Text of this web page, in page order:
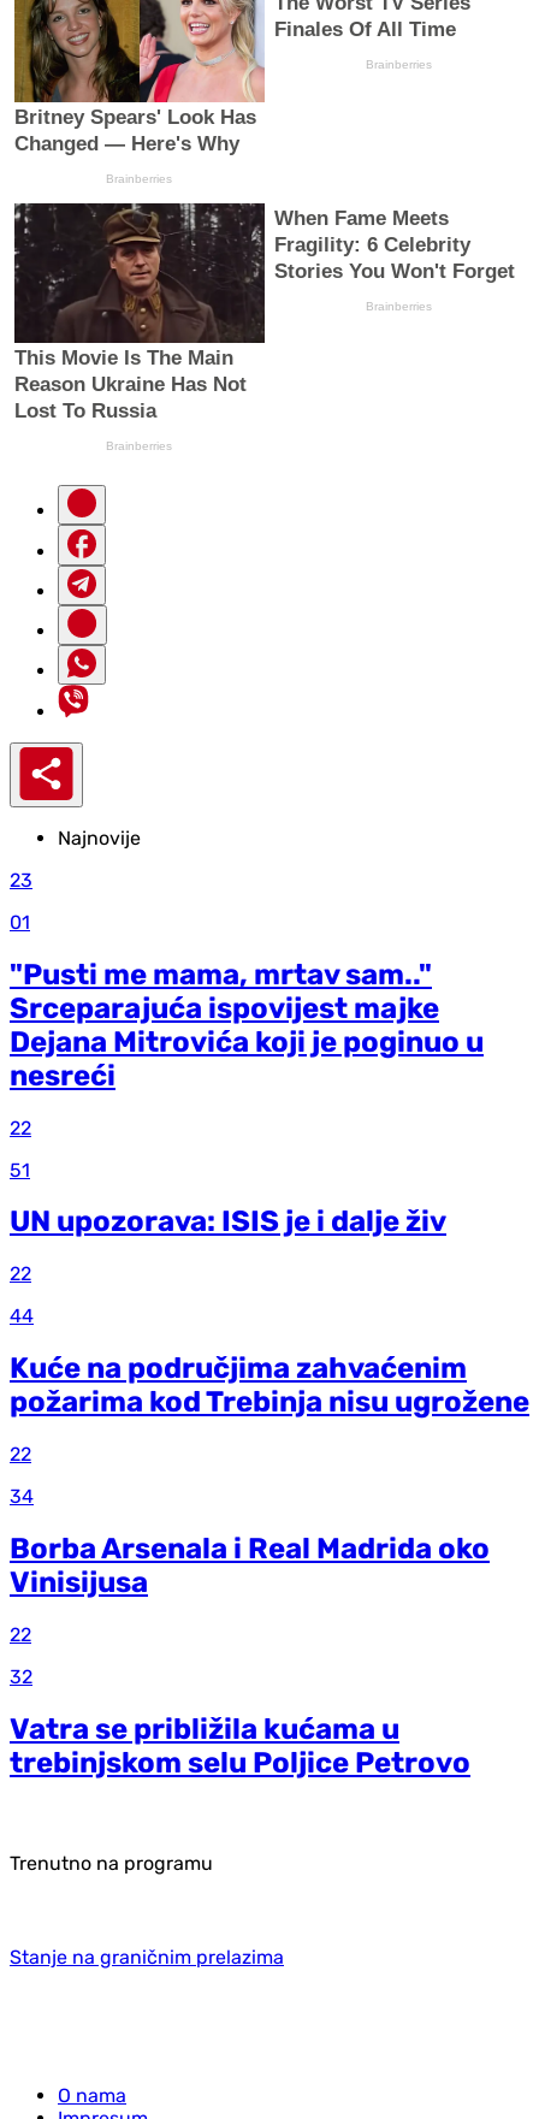
Najnovije
23
01
"Pusti me mama, mrtav sam.."
Srceparajuća ispovijest majke
Dejana Mitrovića koji je poginuo u
nesreći
22
51
UN upozorava: ISIS je i dalje živ
22
44
Kuće na područjima zahvaćenim
požarima kod Trebinja nisu ugrožene
22
34
Borba Arsenala i Real Madrida oko
Vinisijusa
22
32
Vatra se približila kućama u
trebinjskom selu Poljice Petrovo
Trenutno na programu
Stanje na graničnim prelazima
O nama